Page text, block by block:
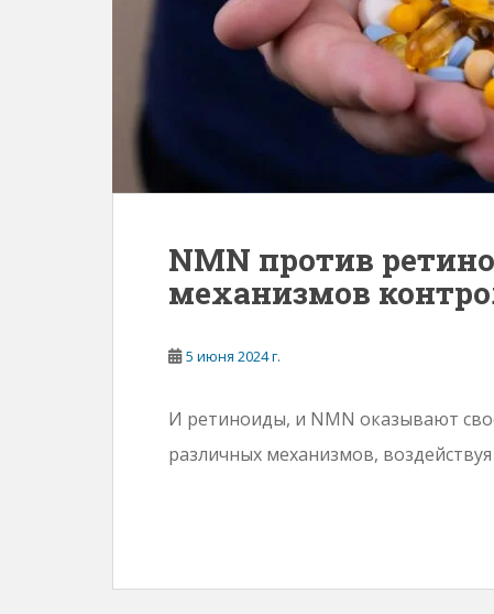
NMN против
механизмов
5 июня 2024 г.
И ретиноиды, и NMN оказывают
различных механизмов,